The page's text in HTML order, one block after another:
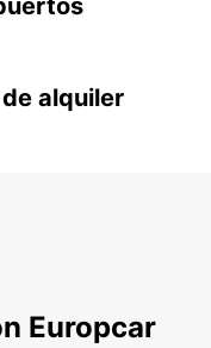
alquiler
Europcar